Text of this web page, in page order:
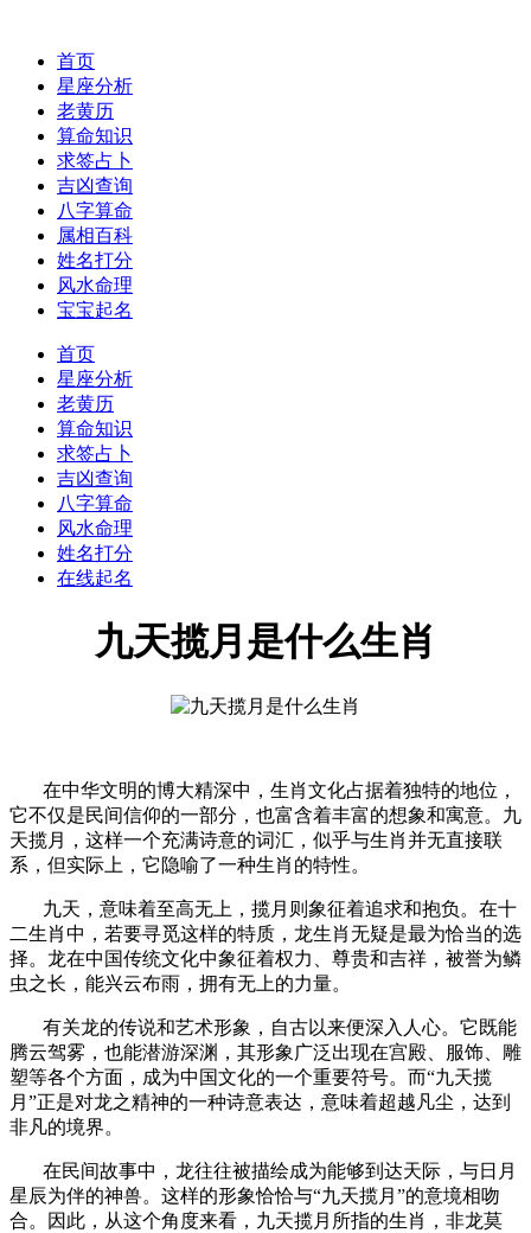
首页
星座分析
老黄历
算命知识
求签占卜
吉凶查询
八字算命
属相百科
姓名打分
风水命理
宝宝起名
首页
星座分析
老黄历
算命知识
求签占卜
吉凶查询
八字算命
风水命理
姓名打分
在线起名
九天揽月是什么生肖
在中华文明的博大精深中，生肖文化占据着独特的地位，
它不仅是民间信仰的一部分，也富含着丰富的想象和寓意。九
天揽月，这样一个充满诗意的词汇，似乎与生肖并无直接联
系，但实际上，它隐喻了一种生肖的特性。
九天，意味着至高无上，揽月则象征着追求和抱负。在十
二生肖中，若要寻觅这样的特质，龙生肖无疑是最为恰当的选
择。龙在中国传统文化中象征着权力、尊贵和吉祥，被誉为鳞
虫之长，能兴云布雨，拥有无上的力量。
有关龙的传说和艺术形象，自古以来便深入人心。它既能
腾云驾雾，也能潜游深渊，其形象广泛出现在宫殿、服饰、雕
塑等各个方面，成为中国文化的一个重要符号。而“九天揽
月”正是对龙之精神的一种诗意表达，意味着超越凡尘，达到
非凡的境界。
在民间故事中，龙往往被描绘成为能够到达天际，与日月
星辰为伴的神兽。这样的形象恰恰与“九天揽月”的意境相吻
合。因此，从这个角度来看，九天揽月所指的生肖，非龙莫